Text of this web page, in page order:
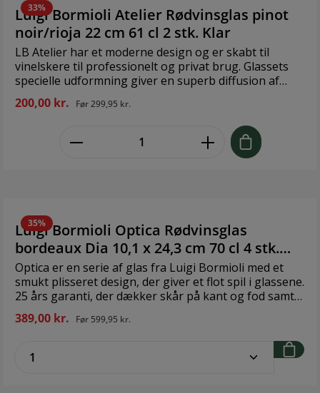
33%
Luigi Bormioli Atelier Rødvinsglas pinot
noir/rioja 22 cm 61 cl 2 stk. Klar
LB Atelier har et moderne design og er skabt til
vinelskere til professionelt og privat brug. Glassets
specielle udformning giver en superb diffusion af
aromaer, der samtidig indikerer, hvor meget vin der
skal i. Glassets karakteristiske kurve gør det endnu
mere modstandsdygtigt over for stød. Ultraklart og
22 cm 61 cl Materiale: Glas
200,00 kr. Før299,95 kr.
35%
Luigi Bormioli Optica Rødvinsglas
bordeaux Dia 10,1 x 24,3 cm 70 cl 4 stk.
Klar
Optica er en serie af glas fra Luigi Bormioli med et
smukt plisseret design, der giver et flot spil i glassene.
25 års garanti, der dækker skår på kant og fod samt
misfarvning eller grå skygger som følge af
maskinopvask. Ultraklart og holdbart krystalinglas.
Brand: Luigi Bormioli Størrelse: Dia 10,1 x 24,3 cm 70
cl Materiale: Glas
389,00 kr. Før 599,95 kr.